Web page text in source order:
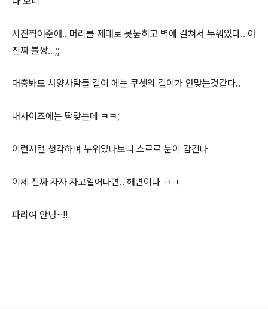
사진찍어준애.. 머리를 제대로 못눞히고 벽에 걸쳐서 누워있다.. 아
진짜 불쌍.. ;;
대충봐도 서양사람들 길이 에는 쿠셋의 길이가 안맞는것같다..
내사이즈에는 딱맞는데 ㅋㅋ;
이런저런 생각하며 누워있다보니 스르르 눈이 감긴다
이제 진짜 자자 자고일어나면.. 해변이다 ㅋㅋ
파리여 안녕~!!